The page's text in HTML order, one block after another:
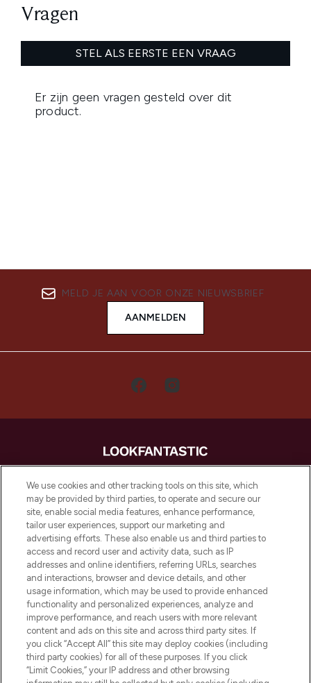
MELD JE AAN VOOR ONZE NIEUWSBRIEF
AANMELDEN
LOOKFANTASTIC is de ultieme online
beautybestemming van Europa, met de
beste huidverzorging, haarproducten en
make-up van meer dan 200 topmerken.
Shop online of via de app, met gratis
verzending vanaf €40.
Cookie-toestemming
Do Not Sell or Share My Personal
Information
HELP & INFORMATIE
We use cookies and other tracking tools on this site, which
may be provided by third parties, to operate and secure our
site, enable social media features, enhance performance,
tailor user experiences, support our marketing and
advertising efforts. These also enable us and third parties to
access and record user and activity data, such as IP
addresses and online identifiers, referring URLs, searches
and interactions, browser and device details, and other
usage information, which may be used to provide enhanced
functionality and personalized experiences, analyze and
improve performance, and reach users with more relevant
content and ads on this site and across third party sites. If
you click “Accept All” this site may deploy cookies (including
third party cookies) for all of these purposes. If you click
“Limit Cookies,” your IP address and other browsing